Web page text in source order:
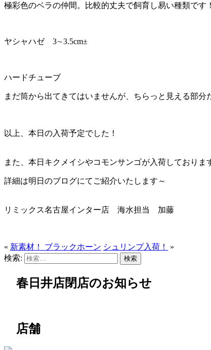
極彩色のベラの仲間。比較的丈夫で飼育し易い種類です！
ヤシャハゼ 3∼3.5cm±
ハードチューブ
まだ筒から出てきてはいませんが、ちらっと見える部分
以上、本日の入荷予定でした！
また、本日キクメイシやコモンサンゴが入荷しておりま
詳細は明日のブログにてご紹介いたします～
リミックス名古屋インター店 海水担当 加藤
« 新素材！ ブラックホーン シュリンプ入荷！
»
検索:
春日井店閉店のお知らせ
店舗